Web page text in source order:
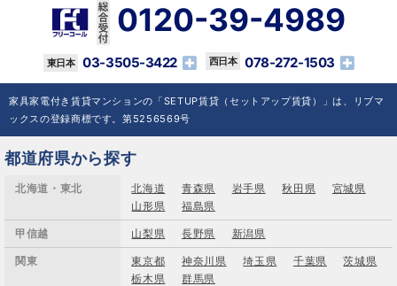
0120-39-4989
03-3505-3422 078-272-1503
家具家電付き賃貸マンションの「SETUP賃貸（セットアップ賃貸）」は、リブマ
ックスの登録商標です。第5256569号
都道府県から探す
北海道・東北 北海道 青森県 岩手県 秋田県
宮城県
山形県
福島県
甲信越 山梨県 長野県 新潟県
関東 東京都 神奈川県 埼玉県 千葉県
茨城県
栃木県
群馬県